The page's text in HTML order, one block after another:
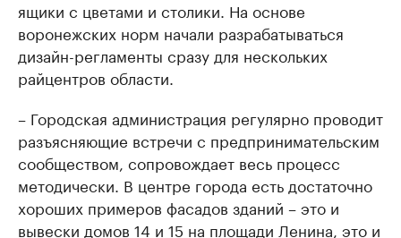
ящики с цветами и столики. На основе
воронежских норм начали разрабатываться
дизайн-регламенты сразу для нескольких
райцентров области.
– Городская администрация регулярно проводит
разъясняющие встречи с предпринимательским
сообществом, сопровождает весь процесс
методически. В центре города есть достаточно
хороших примеров фасадов зданий – это и
вывески домов 14 и 15 на площади Ленина, это и